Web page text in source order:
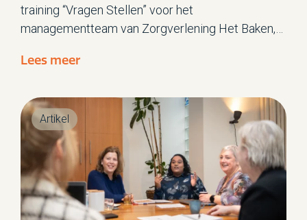
training “Vragen Stellen” voor het
managementteam van Zorgverlening Het Baken,
worden. Het MT koos er bewust voor om zich als
openheid en de wens om te blijven leren.
Lees meer
Artikel